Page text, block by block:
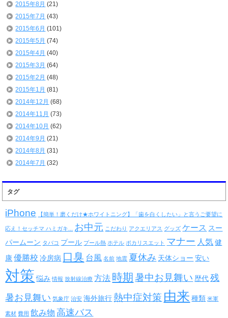
2015年8月 (21)
2015年7月 (43)
2015年6月 (101)
2015年5月 (74)
2015年4月 (40)
2015年3月 (64)
2015年2月 (48)
2015年1月 (81)
2014年12月 (68)
2014年11月 (73)
2014年10月 (62)
2014年9月 (21)
2014年8月 (31)
2014年7月 (32)
タグ
iPhone 【簡単！磨くだけ★ホワイトニング】「歯を白くしたい」と言うご要望に
応え！セッチマ ハミガキ... お中元 こだわり アクエリアス グッズ ケース スー
パームーン タバコ プール プール熱 ホテル ポカリスエット マナー 人気 健
康 優勝校 冷房病 口臭 台風 名前 地震 夏休み 天体ショー 安い
対策 悩み 情報 放射線治療 方法 時期 暑中お見舞い 歴代 残
暑お見舞い 気象庁 治安 海外旅行 熱中症対策 由来 種類 米軍
素材 費用 飲み物 高速バス